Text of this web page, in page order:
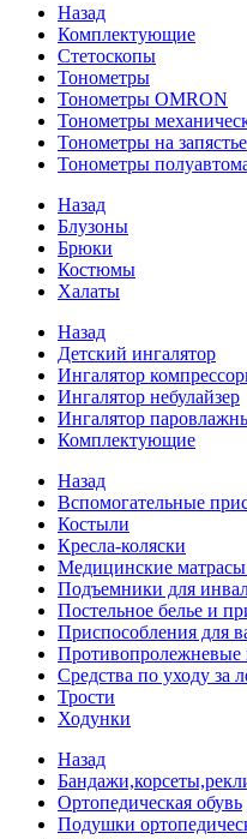
Назад
Комплектующие
Стетоскопы
Тонометры
Тонометры OMRON
Тонометры
Тонометры на запястье
Тонометры
Назад
Блузоны
Брюки
Костюмы
Халаты
Назад
Детский ингалятор
Ингалятор
Ингалятор небулайзер
Ингалятор
Комплектующие
Назад
Вспомогательные
Костыли
Кресла-коляски
Медицинские
Подъемники для
Постельное белье и
Приспособления для
Противопролежневые
Средства по уходу за
Трости
Ходунки
Назад
Ортопедическая обувь
Подушки